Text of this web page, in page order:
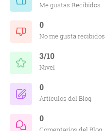
Me gustas Recibidos
0
No me gusta recibidos
3/10
Nivel
0
Artículos del Blog
0